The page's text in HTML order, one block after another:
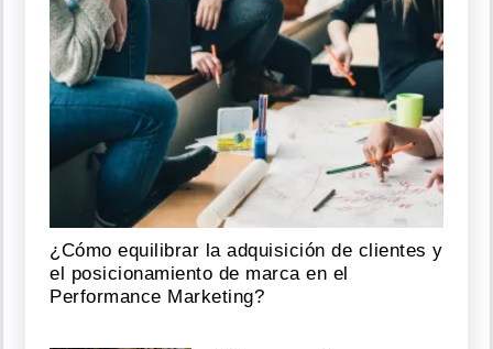
¿Cómo equilibrar la adquisición de clientes y
el posicionamiento de marca en el
Performance Marketing?